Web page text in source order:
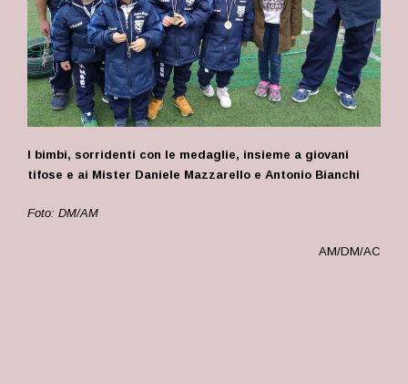
I bimbi, sorridenti con le medaglie, insieme a giovani
tifose e ai Mister Daniele Mazzarello e Antonio Bianchi
Foto: DM/AM
AM/DM/AC